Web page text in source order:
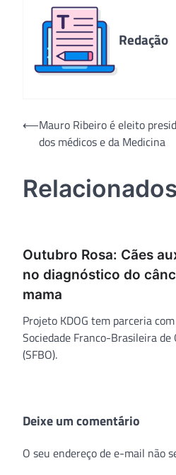
Redação
Navegação
⟵Mauro Ribeiro é eleito
dos médicos e da Medicina
Relacionados
Outubro Rosa: Cães
no diagnóstico do
mama
Projeto KDOG tem parceria
Sociedade Franco-Brasileira de
(SFBO).
Deixe um comentário
O seu endereço de e-mail não